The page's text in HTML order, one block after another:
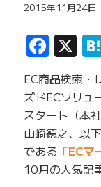
2015年11月24日
X
EC商品検索・
ズドECソリュ
スタート（本
山崎徳之、以
である 「EC
10月の人気記